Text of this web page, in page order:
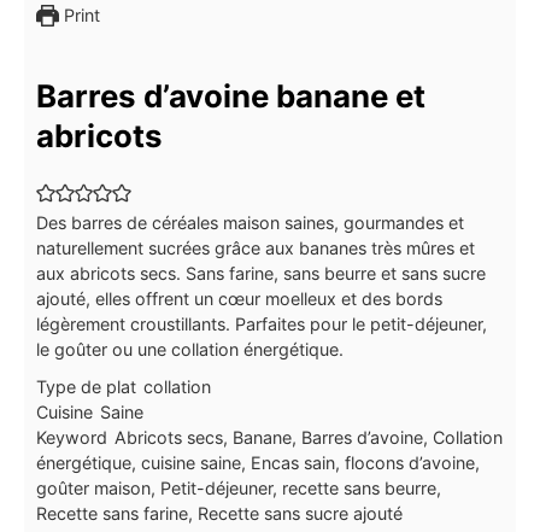
Print
Barres d’avoine banane et
abricots
Des barres de céréales maison saines, gourmandes et
naturellement sucrées grâce aux bananes très mûres et
aux abricots secs. Sans farine, sans beurre et sans sucre
ajouté, elles offrent un cœur moelleux et des bords
légèrement croustillants. Parfaites pour le petit-déjeuner,
le goûter ou une collation énergétique.
Type de plat collation
Cuisine Saine
Keyword Abricots secs, Banane, Barres d’avoine, Collation
énergétique, cuisine saine, Encas sain, flocons d’avoine,
goûter maison, Petit-déjeuner, recette sans beurre,
Recette sans farine, Recette sans sucre ajouté